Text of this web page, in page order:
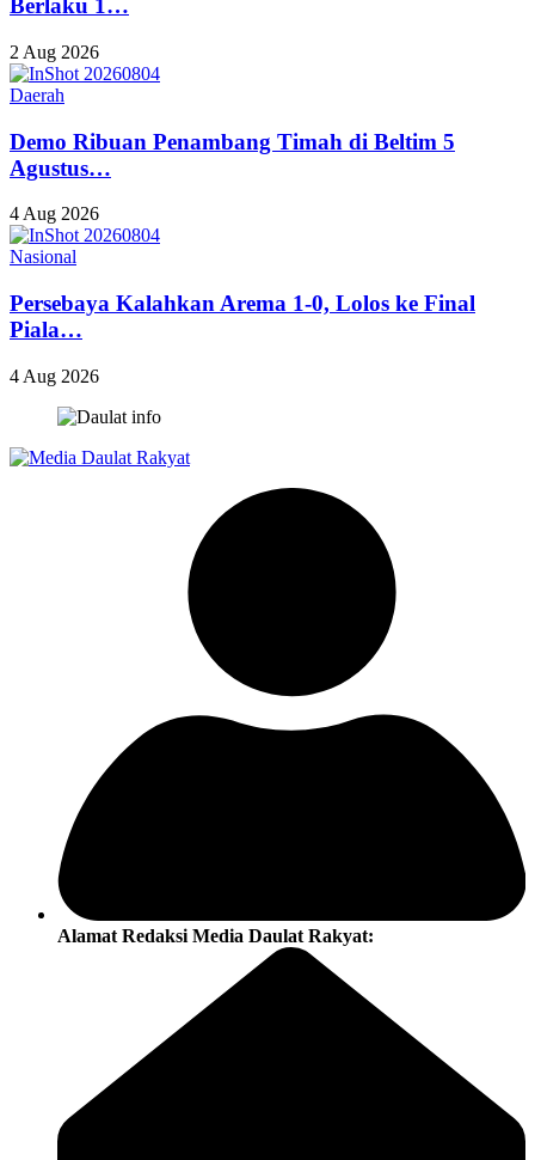
Berlaku 1…
2 Aug 2026
Daerah
Demo Ribuan Penambang Timah di Beltim 5
Agustus…
4 Aug 2026
Nasional
Persebaya Kalahkan Arema 1-0, Lolos ke Final
Piala…
4 Aug 2026
Alamat Redaksi Media Daulat Rakyat: